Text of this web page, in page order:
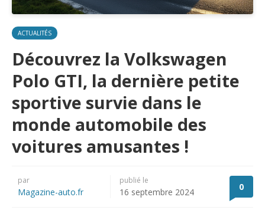
ACTUALITÉS
Découvrez la Volkswagen
Polo GTI, la dernière petite
sportive survie dans le
monde automobile des
voitures amusantes !
par
Magazine-auto.fr
publié le
16 septembre 2024 0